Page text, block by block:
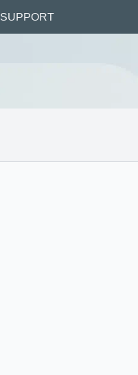
SUPPORT